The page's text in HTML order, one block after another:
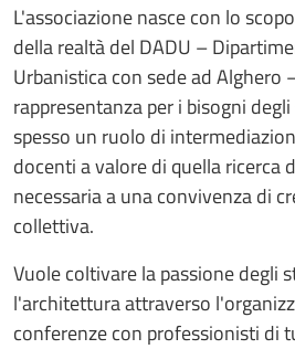
L'associazione nasce con lo
della realtà del DADU –
Urbanistica con sede ad Alghero
rappresentanza per i bisogni
spesso un ruolo di
docenti a valore di quella ricerca
necessaria a una convivenza di
collettiva.
Vuole coltivare la passione degli
l'architettura attraverso
conferenze con professionisti di